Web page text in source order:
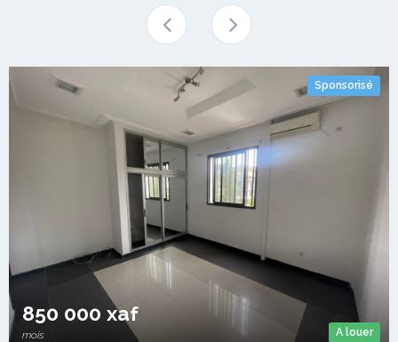
A louer
Sponsorisé
850 000 xaf
mois
Appartement A louer Bonandjo
Bonandjo
3 Chambres 3 Douches